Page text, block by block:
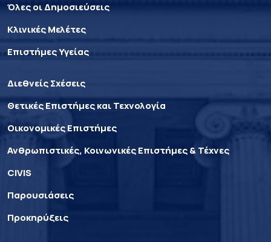
Όλες οι Δημοσιεύσεις
Κλινικές Μελέτες
Επιστήμες Υγείας
Διεθνείς Σχέσεις
Θετικές Επιστήμες και Τεχνολογία
Οικονομικές Επιστήμες
Ανθρωπιστικές, Κοινωνικές Επιστήμες & Τέχνες
CIVIS
Παρουσιάσεις
Προκηρύξεις